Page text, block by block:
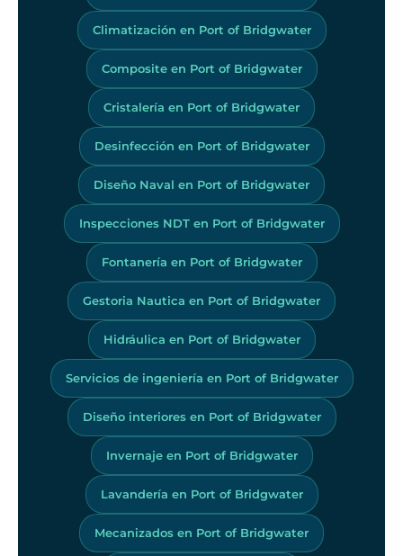
Climatización en Port of Bridgwater
Composite en Port of Bridgwater
Cristalería en Port of Bridgwater
Desinfección en Port of Bridgwater
Diseño Naval en Port of Bridgwater
Inspecciones NDT en Port of Bridgwater
Fontanería en Port of Bridgwater
Gestoria Nautica en Port of Bridgwater
Hidráulica en Port of Bridgwater
Servicios de ingeniería en Port of Bridgwater
Diseño interiores en Port of Bridgwater
Invernaje en Port of Bridgwater
Lavandería en Port of Bridgwater
Mecanizados en Port of Bridgwater